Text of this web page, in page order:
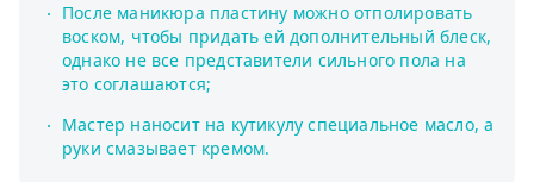
После маникюра пластину можно отполировать
воском, чтобы придать ей дополнительный блеск,
однако не все представители сильного пола на
это соглашаются;
Мастер наносит на кутикулу специальное масло, а
руки смазывает кремом.